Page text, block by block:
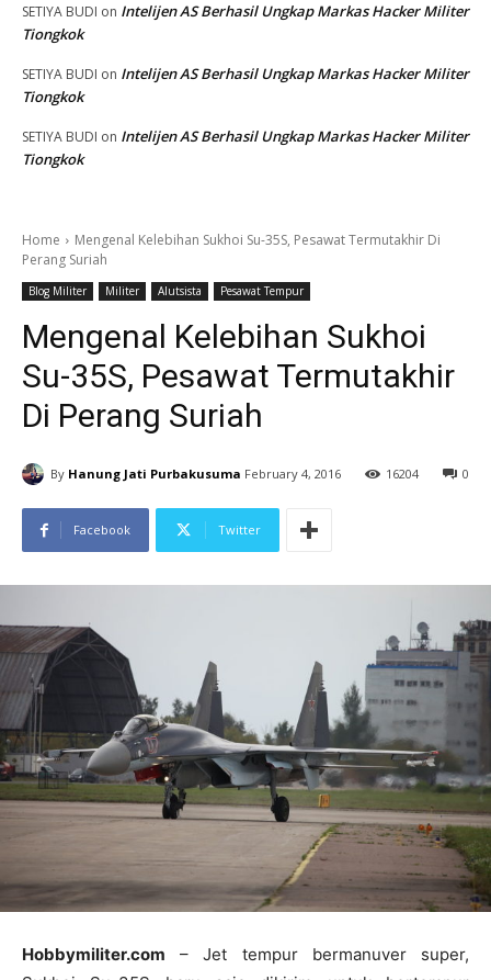
SETIYA BUDI on Intelijen AS Berhasil Ungkap Markas Hacker Militer
Tiongkok
SETIYA BUDI on Intelijen AS Berhasil Ungkap Markas Hacker Militer
Tiongkok
SETIYA BUDI on Intelijen AS Berhasil Ungkap Markas Hacker Militer
Tiongkok